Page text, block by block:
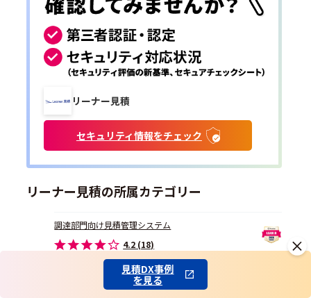
リーナー見積
セキュリティ情報をチェック
リーナー見積の所属カテゴリー
調達部門向け見積管理システム
4.2 (18)
請求書・見積書作成ソフト
4.1 (21)
見積DX事例
を見る